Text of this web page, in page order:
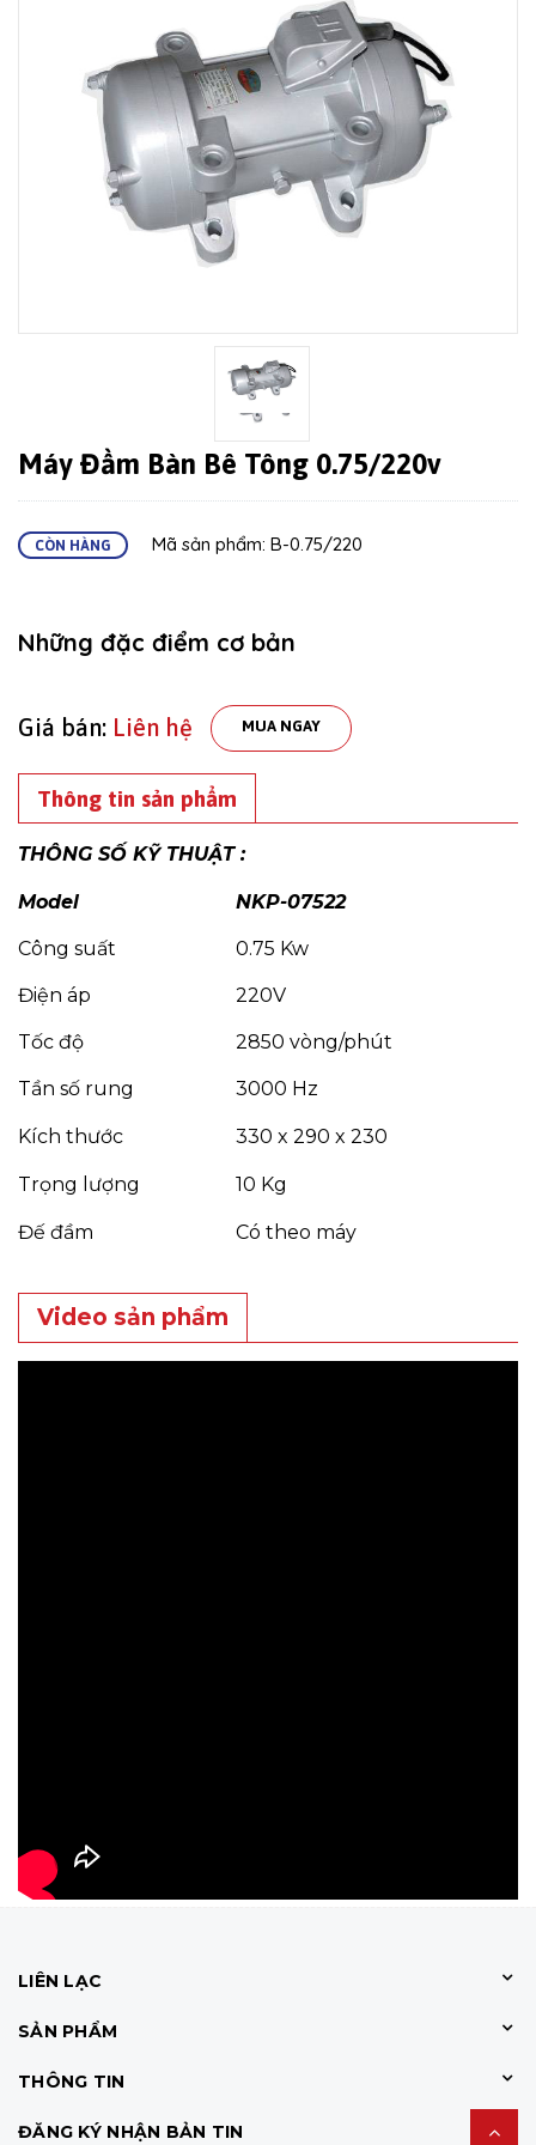
Máy Đầm Bàn Bê Tông 0.75/220v
CÒN HÀNG Mã sản phẩm: B-0.75/220
Những đặc điểm cơ bản
Giá bán: Liên hệ MUA NGAY
Thông tin sản phẩm
THÔNG SỐ KỸ THUẬT :
Model NKP-07522
Công suất 0.75 Kw
Điện áp 220V
Tốc độ 2850 vòng/phút
Tần số rung 3000 Hz
Kích thước 330 x 290 x 230
Trọng lượng 10 Kg
Đế đầm Có theo máy
Video sản phẩm
LIÊN LẠC
SẢN PHẨM
THÔNG TIN
ĐĂNG KÝ NHẬN BẢN TIN